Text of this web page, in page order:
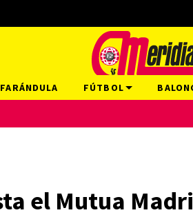
el Mutua
FARÁNDULA FÚTBOL